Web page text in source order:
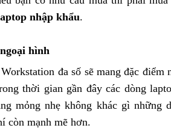
nhập khẩu.
hình
đa số sẽ mang đặc
thời gian gần đây các dòng
mỏng nhẹ không khác gì những
còn mạnh mẽ hơn.